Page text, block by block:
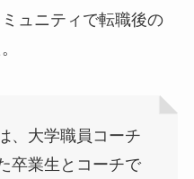
ュニティで転職後の
、大学職員コーチ
卒業生とコーチで